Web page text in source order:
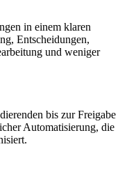
in einem klaren
Entscheidungen,
und weniger
bis zur Freigabe
Automatisierung, die